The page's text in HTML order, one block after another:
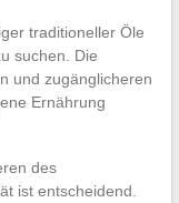
traditioneller Öle
suchen. Die
und zugänglicheren
Ernährung
des
ist entscheidend.